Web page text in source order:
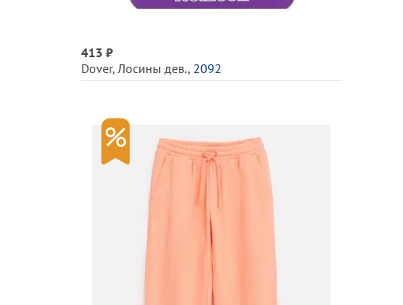
413 ₽
Dover, Лосины дев., 2092